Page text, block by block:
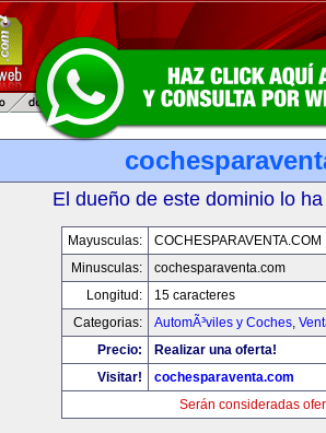
El dueño de este dominio lo
Mayusculas:
COCHESPARAVENTA.COM
Minusculas:
cochesparaventa.com
Longitud:
15 caracteres
Categorias:
AutomÃ³viles y Coches,
Precio:
Realizar una oferta!
Visitar!
cochesparaventa.com
Serán consideradas